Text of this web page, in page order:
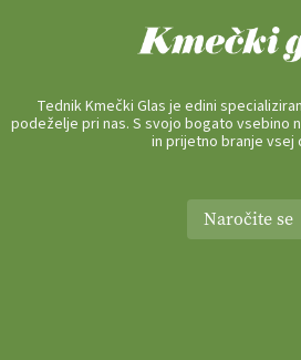
Tednik Kmečki Glas je edini
podeželje pri nas. S svojo bogato vsebino
in prijetno branje vsej
Naročite se